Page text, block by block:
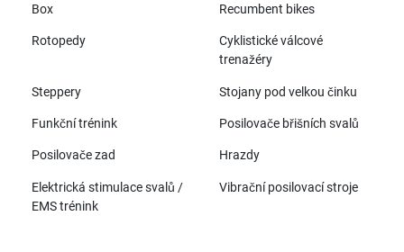
Box Recumbent bikes
Rotopedy
Cyklistické válcové
trenažéry
Steppery Stojany pod velkou činku
Funkční trénink Posilovače břišních svalů
Posilovače zad Hrazdy
Elektrická stimulace svalů /
EMS trénink
Vibrační posilovací stroje